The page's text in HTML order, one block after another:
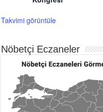
Takvimi görüntüle
Nöbetçi Eczaneler